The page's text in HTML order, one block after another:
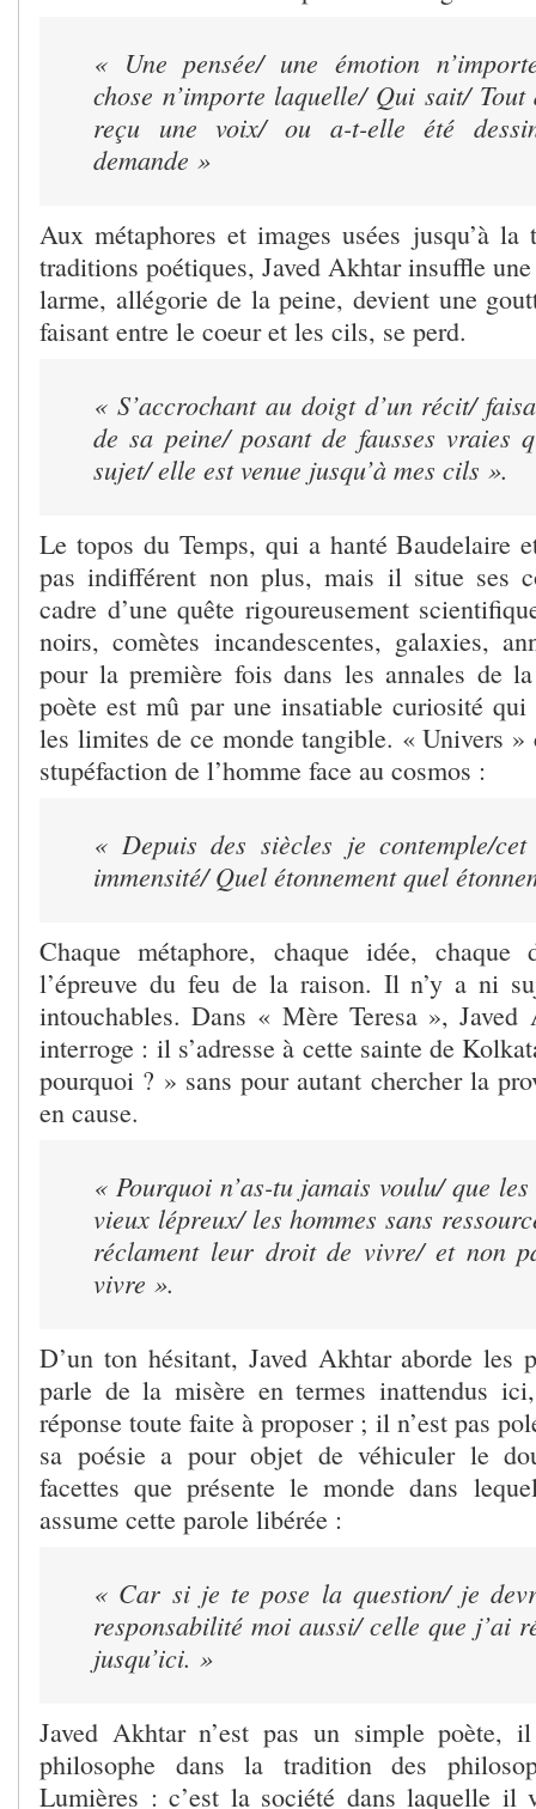
« Une pensée/ une émotion
chose n’importe laquelle/ Qui sait/ Tout
reçu une voix/ ou a-t-elle été
demande »
Aux métaphores et images usées jusqu’à la
traditions poétiques, Javed Akhtar insuffle
larme, allégorie de la peine, devient une
faisant entre le coeur et les cils, se perd.
« S’accrochant au doigt d’un récit/
de sa peine/ posant de fausses vraies
sujet/ elle est venue jusqu’à mes cils ».
Le topos du Temps, qui a hanté Baudelaire
pas indifférent non plus, mais il situe ses
cadre d’une quête rigoureusement
noirs, comètes incandescentes, galaxies,
pour la première fois dans les annales de
poète est mû par une insatiable curiosité
les limites de ce monde tangible. « Univers
stupéfaction de l’homme face au cosmos :
« Depuis des siècles je contemple/
immensité/ Quel étonnement quel
Chaque métaphore, chaque idée,
l’épreuve du feu de la raison. Il n’y a ni
intouchables. Dans « Mère Teresa », Javed
interroge : il s’adresse à cette sainte de
pourquoi ? » sans pour autant chercher la
en cause.
« Pourquoi n’as-tu jamais voulu/ que
vieux lépreux/ les hommes sans
réclament leur droit de vivre/ et non
vivre ».
D’un ton hésitant, Javed Akhtar aborde les
parle de la misère en termes inattendus
réponse toute faite à proposer ; il n’est pas
sa poésie a pour objet de véhiculer le
facettes que présente le monde dans
assume cette parole libérée :
« Car si je te pose la question/ je
responsabilité moi aussi/ celle que j’ai
jusqu’ici. »
Javed Akhtar n’est pas un simple poète,
philosophe dans la tradition des
Lumières : c’est la société dans laquelle il